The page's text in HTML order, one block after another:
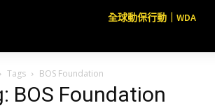
全球動保行動｜WDA
Tags BOS Foundation
BOS Foundation